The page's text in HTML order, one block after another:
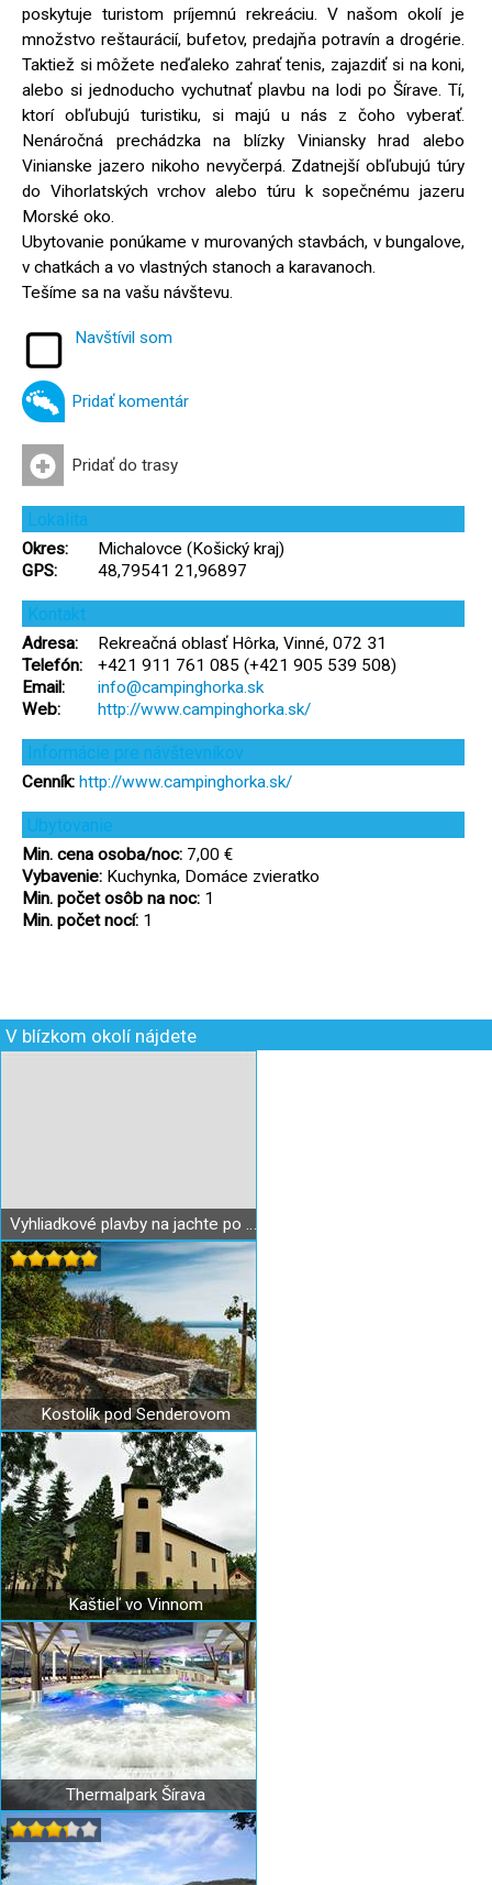
poskytuje turistom príjemnú rekreáciu. V našom okolí je
množstvo reštaurácií, bufetov, predajňa potravín a drogérie.
Taktiež si môžete neďaleko zahrať tenis, zajazdiť si na koni,
alebo si jednoducho vychutnať plavbu na lodi po Šírave. Tí,
ktorí obľubujú turistiku, si majú u nás z čoho vyberať.
Nenáročná prechádzka na blízky Viniansky hrad alebo
Vinianske jazero nikoho nevyčerpá. Zdatnejší obľubujú túry
do Vihorlatských vrchov alebo túru k sopečnému jazeru
Morské oko.
Ubytovanie ponúkame v murovaných stavbách, v bungalove,
v chatkách a vo vlastných stanoch a karavanoch.
Tešíme sa na vašu návštevu.
Navštívil som
Pridať komentár
Pridať do trasy
Lokalita
Okres:
Michalovce (Košický kraj)
GPS:
48,79541 21,96897
Kontakt
Adresa:
Rekreačná oblasť Hôrka, Vinné, 072 31
Telefón:
+421 911 761 085 (+421 905 539 508)
Email:
info@campinghorka.sk
Web:
http://www.campinghorka.sk/
Informácie pre návštevníkov
Cenník: http://www.campinghorka.sk/
Ubytovanie
Min. cena osoba/noc: 7,00 €
Vybavenie: Kuchynka, Domáce zvieratko
Min. počet osôb na noc: 1
Min. počet nocí: 1
V blízkom okolí nájdete
Vyhliadkové plavby na jachte po Zemplínskej Šírave
Kostolík pod Senderovom
Kaštieľ vo Vinnom
Thermalpark Šírava